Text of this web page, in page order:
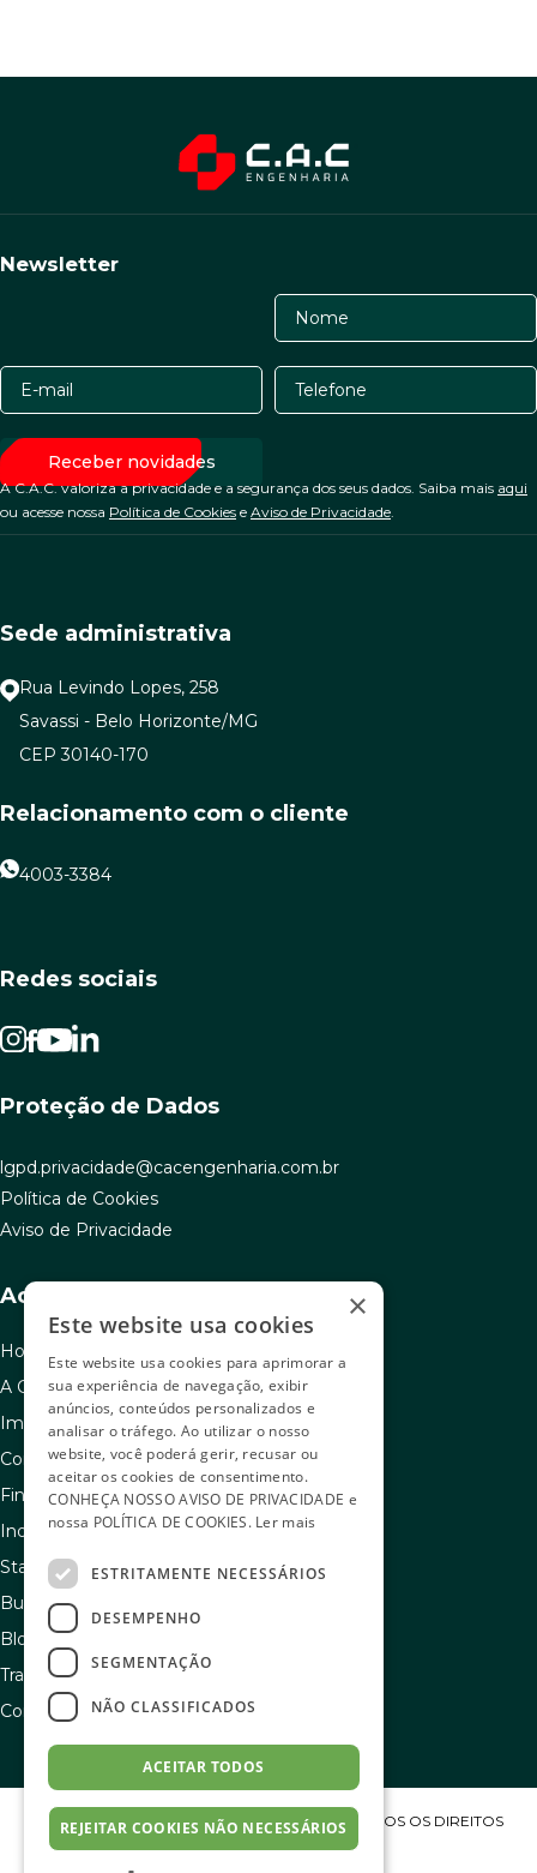
Newsletter
A C.A.C. valoriza a privacidade e a segurança dos seus dados. Saiba mais aqui
ou acesse nossa Política de Cookies e Aviso de Privacidade
Sede administrativa
Rua Levindo Lopes, 258
Savassi - Belo Horizonte/MG
CEP 30140-170
Relacionamento com o cliente
4003-3384
Redes sociais
Proteção de Dados
lgpd.privacidade@cacengenharia.com.br
Política de Cookies
Aviso de Privacidade
Acesso rápido
Home
A C.A.C
Imóveis à venda
Como usar seu FGTS
Financiamento
Indique e ganhe
Stand de vendas
Buscador de sonhos
Blog
Transparência e igualdade salarial
Contato
COPYRIGHT C.A.C ENGENHARIA S/A 2023 – TODOS OS DIREITOS
RESERVADOS.
×
Este website usa cookies
Este website usa cookies para aprimorar a
sua experiência de navegação, exibir
anúncios, conteúdos personalizados e
analisar o tráfego. Ao utilizar o nosso
website, você poderá gerir, recusar ou
aceitar os cookies de consentimento.
CONHEÇA NOSSOAVISO DE PRIVACIDADE e
nossa POLÍTICA DE COOKIES. Ler mais
ESTRITAMENTE NECESSÁRIOS
DESEMPENHO
SEGMENTAÇÃO
NÃO CLASSIFICADOS
ACEITAR TODOS
REJEITAR COOKIES NÃO NECESSÁRIOS